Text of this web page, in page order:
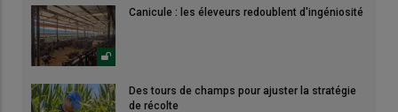
Canicule : les éleveurs redoublent d'ingéniosité
Des tours de champs pour ajuster la stratégie
de récolte